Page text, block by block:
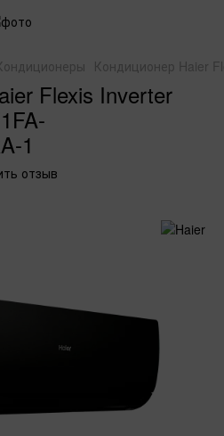
Кондиционер Haier
Flexis Inverter
1
отзыв